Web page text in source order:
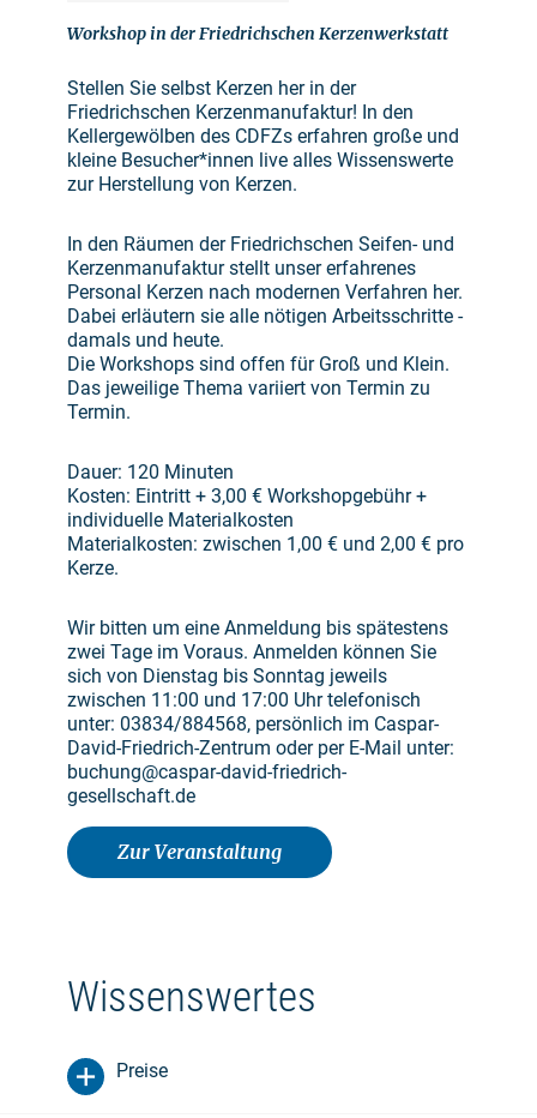
Workshop in der Friedrichschen Kerzenwerkstatt
Stellen Sie selbst Kerzen her in der
Friedrichschen Kerzenmanufaktur! In den
Kellergewölben des CDFZs erfahren große und
kleine Besucher*innen live alles Wissenswerte
zur Herstellung von Kerzen.
In den Räumen der Friedrichschen Seifen- und
Kerzenmanufaktur stellt unser erfahrenes
Personal Kerzen nach modernen Verfahren her.
Dabei erläutern sie alle nötigen Arbeitsschritte -
damals und heute.
Die Workshops sind offen für Groß und Klein.
Das jeweilige Thema variiert von Termin zu
Termin.
Dauer: 120 Minuten
Kosten: Eintritt + 3,00 € Workshopgebühr +
individuelle Materialkosten
Materialkosten: zwischen 1,00 € und 2,00 € pro
Kerze.
Wir bitten um eine Anmeldung bis spätestens
zwei Tage im Voraus. Anmelden können Sie
sich von Dienstag bis Sonntag jeweils
zwischen 11:00 und 17:00 Uhr telefonisch
unter: 03834/884568, persönlich im Caspar-
David-Friedrich-Zentrum oder per E-Mail unter:
buchung@caspar-david-friedrich-
gesellschaft.de
Zur Veranstaltung
Wissenswertes
Preise